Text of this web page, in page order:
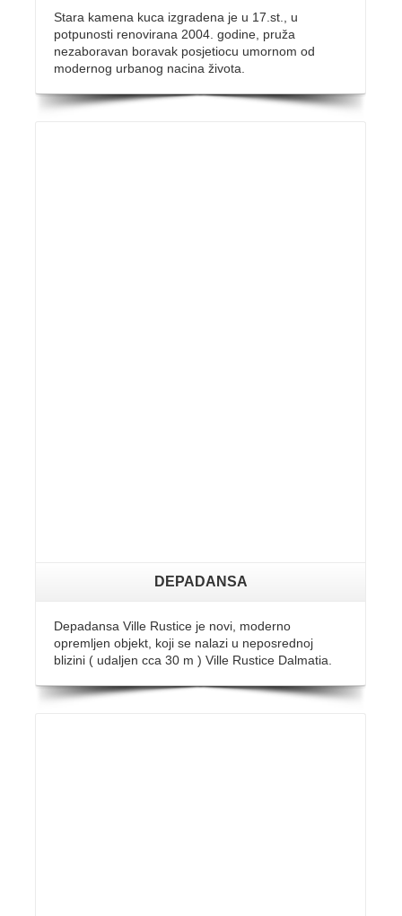
Stara kamena kuca izgradena je u 17.st., u
potpunosti renovirana 2004. godine, pruža
nezaboravan boravak posjetiocu umornom od
modernog urbanog nacina života.
DEPADANSA
Depadansa Ville Rustice je novi, moderno
opremljen objekt, koji se nalazi u neposrednoj
blizini ( udaljen cca 30 m ) Ville Rustice Dalmatia.